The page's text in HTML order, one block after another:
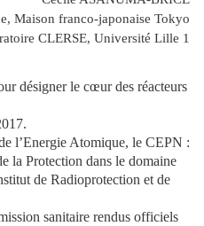
Maison franco-japonaise Tokyo
CLERSE, Université Lille 1
désigner le cœur des réacteurs
l’Energie Atomique, le CEPN :
la Protection dans le domaine
de Radioprotection et de
sanitaire rendus officiels